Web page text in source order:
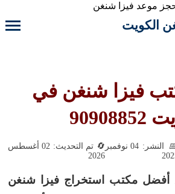
موعد فيزا شنغن
الكويت
فيزا شنغن في
النشر: 04 نوفمبر
تم التحديث: 02 أغسطس
2026
أفضل مكتب استخراج فيزا شنغن